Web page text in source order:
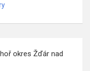
okres Žďár nad